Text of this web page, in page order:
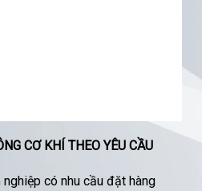
CƠ KHÍ THEO YÊU CẦU
nghiệp có nhu cầu đặt hàng